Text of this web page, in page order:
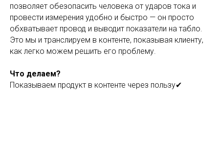
позволяет обезопасить человека от ударов тока и
провести измерения удобно и быстро — он просто
обхватывает провод и выводит показатели на табло.
Это мы и транслируем в контенте, показывая клиенту,
как легко можем решить его проблему.
Что делаем?
Показываем продукт в контенте через пользу✔